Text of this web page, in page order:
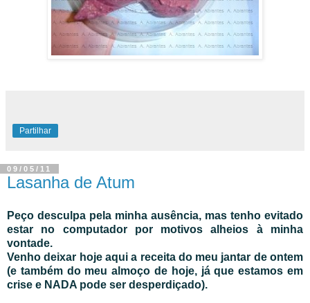
Partilhar
09/05/11
Lasanha de Atum
Peço desculpa pela minha ausência, mas tenho evitado
estar no computador por motivos alheios à minha
vontade.
Venho deixar hoje aqui a receita do meu jantar de ontem
(e também do meu almoço de hoje, já que estamos em
crise e NADA pode ser desperdiçado).